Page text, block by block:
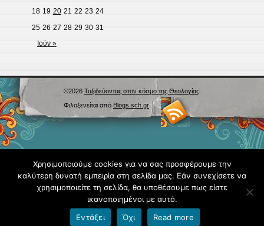
18 19 20 21 22 23 24
25 26 27 28 29 30 31
Ιούν »
©2026 Ταξιδεύοντας στον κόσμο της Θεολογίας
Φιλοξενείται από Blogs.sch.gr
Χρησιμοποιούμε cookies για να σας προσφέρουμε την
καλύτερη δυνατή εμπειρία στη σελίδα μας. Εάν συνεχίσετε να
χρησιμοποιείτε τη σελίδα, θα υποθέσουμε πως είστε
ικανοποιημένοι με αυτό.
Εντάξει
Όχι Read more